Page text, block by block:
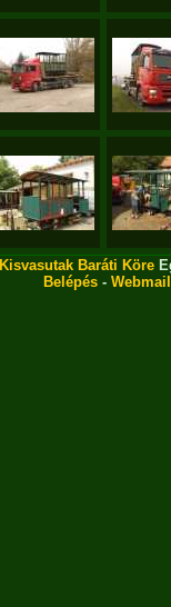
Kisvasutak Baráti Köre
Belépés - Webmail